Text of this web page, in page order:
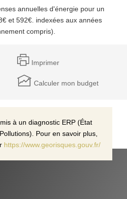
annuelles d'énergie pour un
et 592€. indexées aux années
compris).
Imprimer
Calculer mon budget
à un diagnostic ERP (État
Pour en savoir plus,
https://www.georisques.gouv.fr/